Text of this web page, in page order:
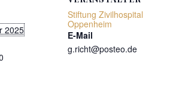
2025
Stiftung Zivilhospital
Oppenheim
E-Mail
g.richt@posteo.de